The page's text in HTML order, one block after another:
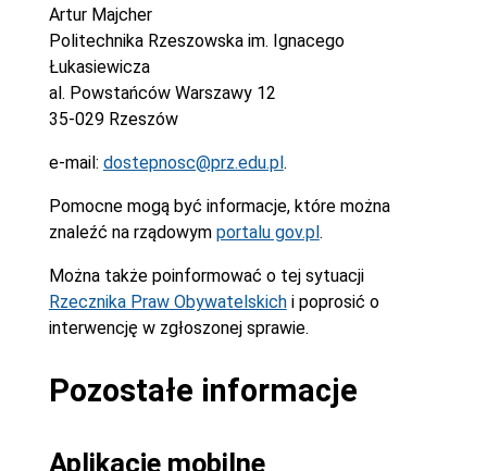
Artur Majcher
Politechnika Rzeszowska im. Ignacego
Łukasiewicza
al. Powstańców Warszawy 12
35-029 Rzeszów
e-mail: dostepnosc@prz.edu.pl .
Pomocne mogą być informacje, które można
znaleźć na rządowym portalu gov.pl .
Można także poinformować o tej sytuacji
Rzecznika Praw Obywatelskichi poprosić o
interwencję w zgłoszonej sprawie.
Pozostałe informacje
Aplikacje mobilne